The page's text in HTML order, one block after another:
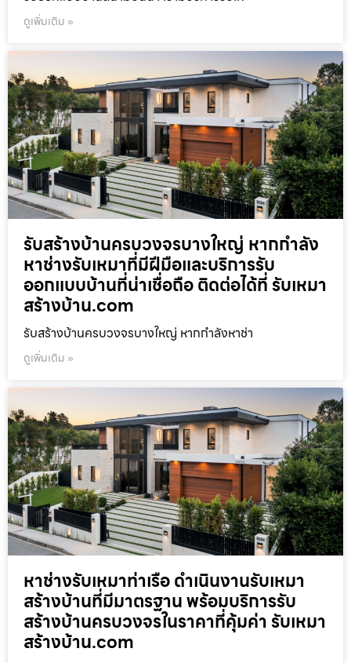
ดูเพิ่มเติม »
รับสร้างบ้านครบวงจรบางใหญ่ หากกำลัง
หาช่างรับเหมาที่มีฝีมือและบริการรับ
ออกแบบบ้านที่น่าเชื่อถือ ติดต่อได้ที่ รับเหมา
สร้างบ้าน.com
รับสร้างบ้านครบวงจรบางใหญ่ หากกำลังหาช่า
ดูเพิ่มเติม »
หาช่างรับเหมาท่าเรือ ดำเนินงานรับเหมา
สร้างบ้านที่มีมาตรฐาน พร้อมบริการรับ
สร้างบ้านครบวงจรในราคาที่คุ้มค่า รับเหมา
สร้างบ้าน.com